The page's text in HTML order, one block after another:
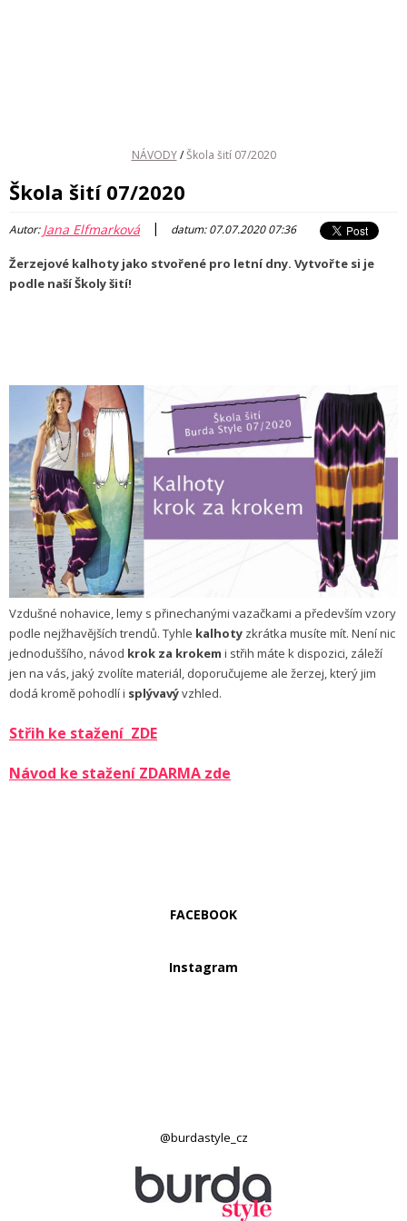
NÁVODY / Škola šití 07/2020
Škola šití 07/2020
Autor:Jana Elfmarková | datum: 07.07.2020 07:36
Žerzejové kalhoty jako stvořené pro letní dny. Vytvořte si je
podle naší Školy šití!
Vzdušné nohavice, lemy s přinechanými vazačkami a především vzory
podle nejžhavějších trendů. Tyhle kalhoty zkrátka musíte mít. Není nic
jednoduššího, návod krok za krokem i střih máte k dispozici, záleží
jen na vás, jaký zvolíte materiál, doporučujeme ale žerzej, který jim
dodá kromě pohodlí i splývavývzhled.
Střih ke stažení ZDE
Návod ke stažení ZDARMA zde
FACEBOOK
Instagram
@burdastyle_cz